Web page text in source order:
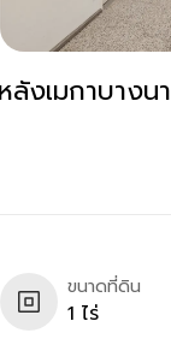
งเมกาบางนา
ขนาดที่ดิน
1 ไร่